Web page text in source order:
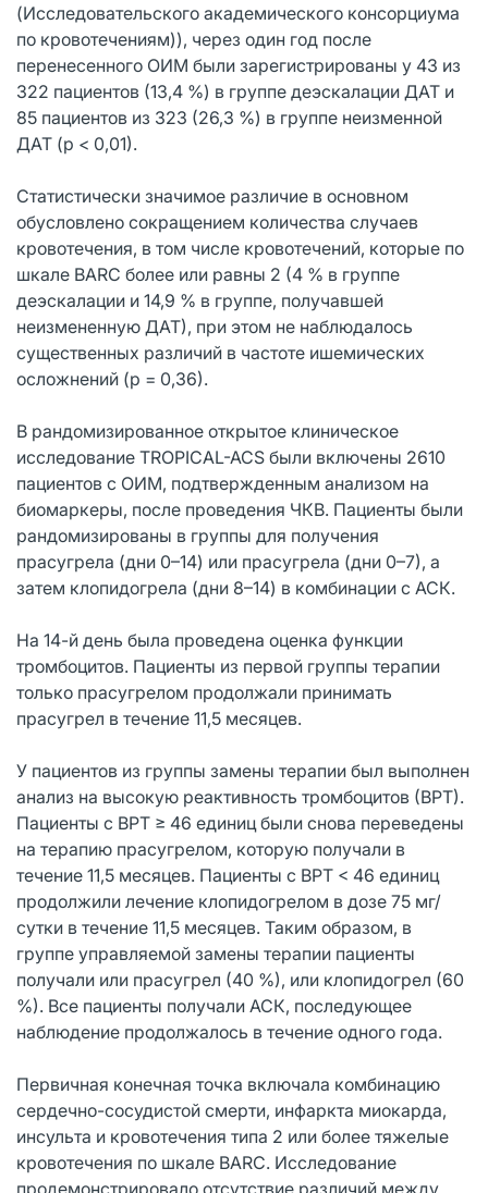
(Исследовательского академического консорциума
по кровотечениям)), через один год после
перенесенного ОИМ были зарегистрированы у 43 из
322 пациентов (13,4 %) в группе деэскалации ДАТ и
85 пациентов из 323 (26,3 %) в группе неизменной
ДАТ (р < 0,01).
Статистически значимое различие в основном
обусловлено сокращением количества случаев
кровотечения, в том числе кровотечений, которые по
шкале BARC более или равны 2 (4 % в группе
деэскалации и 14,9 % в группе, получавшей
неизмененную ДАТ), при этом не наблюдалось
существенных различий в частоте ишемических
осложнений (р = 0,З6).
В рандомизированное открытое клиническое
исследование TROPICAL-ACS были включены 2610
пациентов с ОИМ, подтвержденным анализом на
биомаркеры, после проведения ЧКВ. Пациенты были
рандомизированы в группы для получения
прасугрела (дни 0–14) или прасугрела (дни 0–7), а
затем клопидогрела (дни 8–14) в комбинации с АСК.
На 14-й день была проведена оценка функции
тромбоцитов. Пациенты из первой группы терапии
только прасугрелом продолжали принимать
прасугрел в течение 11,5 месяцев.
У пациентов из группы замены терапии был выполнен
анализ на высокую реактивность тромбоцитов (ВРТ).
Пациенты с ВРТ ≥ 46 единиц были снова переведены
на терапию прасугрелом, которую получали в
течение 11,5 месяцев. Пациенты с ВРТ < 46 единиц
продолжили лечение клопидогрелом в дозе 75 мг/
сутки в течение 11,5 месяцев. Таким образом, в
группе управляемой замены терапии пациенты
получали или прасугрел (40 %), или клопидогрел (60
%). Все пациенты получали АСК, последующее
наблюдение продолжалось в течение одного года.
Первичная конечная точка включала комбинацию
сердечно-сосудистой смерти, инфаркта миокарда,
инсульта и кровотечения типа 2 или более тяжелые
кровотечения по шкале BARC. Исследование
продемонстрировало отсутствие различий между